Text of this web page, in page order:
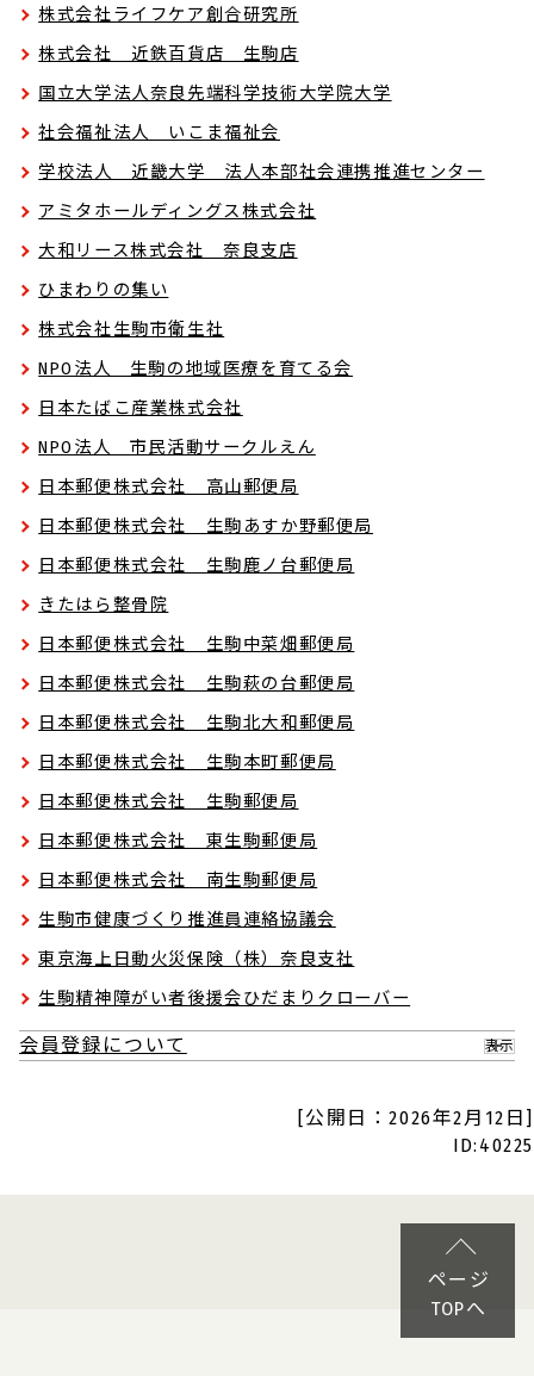
株式会社ライフケア創合研究所
株式会社 近鉄百貨店 生駒店
国立大学法人奈良先端科学技術大学院大学
社会福祉法人 いこま福祉会
学校法人 近畿大学 法人本部社会連携推進センター
アミタホールディングス株式会社
大和リース株式会社 奈良支店
ひまわりの集い
株式会社生駒市衛生社
NPO法人 生駒の地域医療を育てる会
日本たばこ産業株式会社
NPO法人 市民活動サークルえん
日本郵便株式会社 高山郵便局
日本郵便株式会社 生駒あすか野郵便局
日本郵便株式会社 生駒鹿ノ台郵便局
きたはら整骨院
日本郵便株式会社 生駒中菜畑郵便局
日本郵便株式会社 生駒萩の台郵便局
日本郵便株式会社 生駒北大和郵便局
日本郵便株式会社 生駒本町郵便局
日本郵便株式会社 生駒郵便局
日本郵便株式会社 東生駒郵便局
日本郵便株式会社 南生駒郵便局
生駒市健康づくり推進員連絡協議会
東京海上日動火災保険（株）奈良支社
生駒精神障がい者後援会ひだまりクローバー
会員登録について 表示
[公開日：2026年2月12日]
ID:40225
ページ
TOPへ